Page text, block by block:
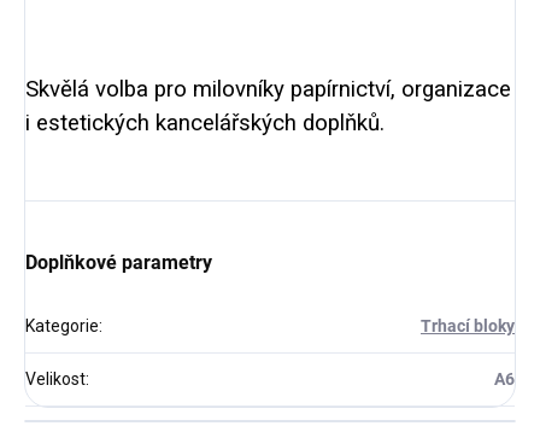
Skvělá volba pro milovníky papírnictví, organizace
i estetických kancelářských doplňků.
Doplňkové parametry
Kategorie: Trhací bloky
Velikost: A6